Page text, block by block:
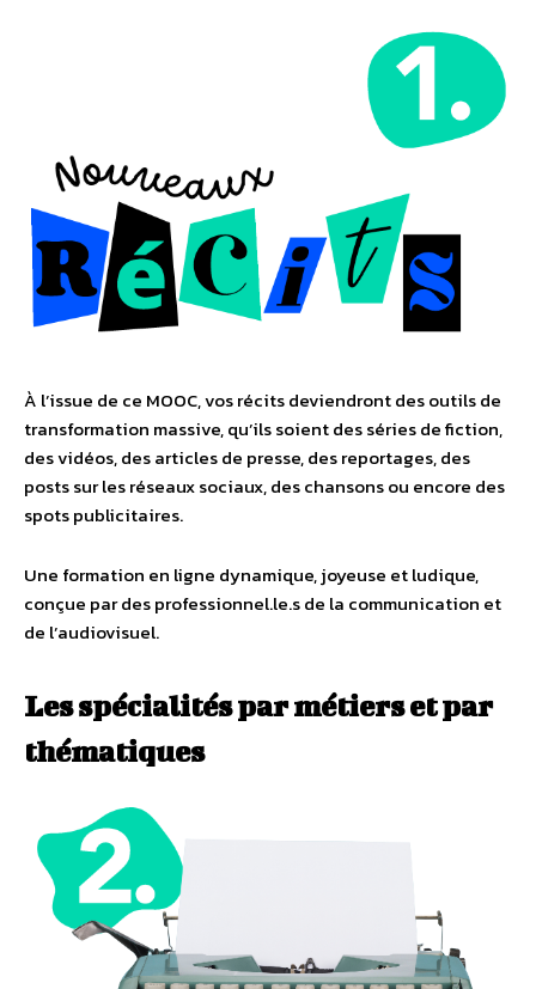
À l’issue de ce MOOC, vos récits deviendront des outils de
transformation massive, qu’ils soient des séries de fiction,
des vidéos, des articles de presse, des reportages, des
posts sur les réseaux sociaux, des chansons ou encore des
spots publicitaires.
Une formation en ligne dynamique, joyeuse et ludique,
conçue par des professionnel.le.s de la communication et
de l’audiovisuel.
Les spécialités par métiers et par
thématiques